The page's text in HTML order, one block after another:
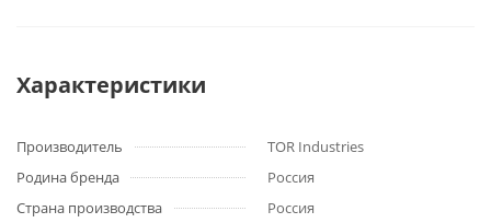
Характеристики
Производитель
TOR Industries
Родина бренда
Россия
Страна производства
Россия